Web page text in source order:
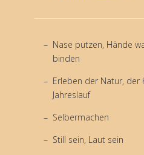
Nase putzen, Hände
binden
Erleben der Natur, der
Jahreslauf
Selbermachen
Still sein, Laut sein